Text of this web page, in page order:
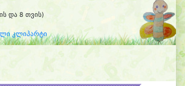
და 8 თვის)
კლიპარტი